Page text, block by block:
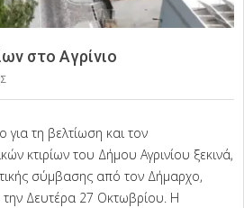
στο Αγρίνιο
τη βελτίωση και τον
κτιρίων του Δήμου Αγρινίου ξεκινά,
σύμβασης από τον Δήμαρχο,
Δευτέρα 27 Οκτωβρίου. Η